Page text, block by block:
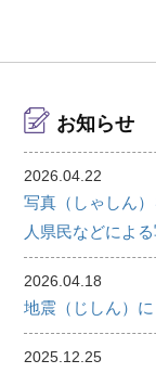
お知らせ
2026.04.22
写真（しゃしん
人県民などによる
2026.04.18
地震（じしん）
2025.12.25